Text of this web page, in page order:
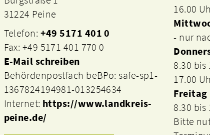
31224 Peine
Telefon: +49 5171 401 0
Fax: +49 5171 401 770 0
E-Mail schreiben
Behördenpostfach beBPo: safe-sp1-
1367824194981-013254634
Internet: https://www.landkreis-
peine.de/
16.00
- nur
8.30 bis
17.00
Freitag
8.30 bis
Bitte